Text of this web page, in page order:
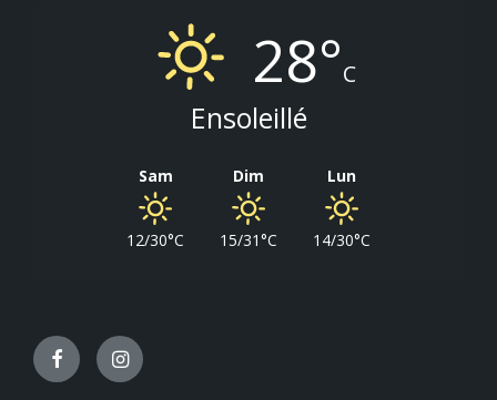
28°C
Ensoleillé
Sam
12/30°C
Dim
15/31°C
Lun
14/30°C
FacebookInstagram